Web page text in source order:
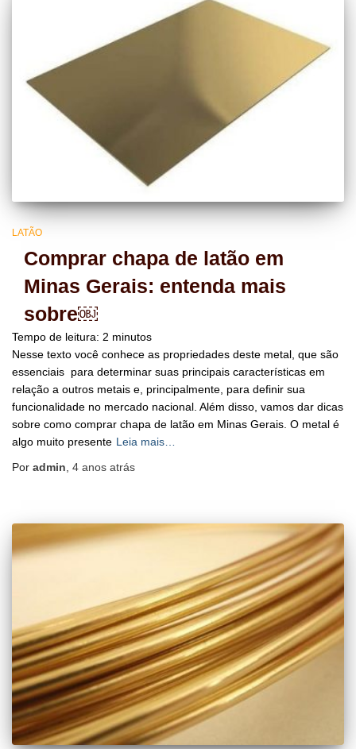
LATÃO
Comprar chapa de latão em
Minas Gerais: entenda mais
sobre￼
Tempo de leitura: 2 minutos
Nesse texto você conhece as propriedades deste metal, que são
essenciais para determinar suas principais características em
relação a outros metais e, principalmente, para definir sua
funcionalidade no mercado nacional. Além disso, vamos dar dicas
sobre como comprar chapa de latão em Minas Gerais. O metal é
algo muito presente Leia mais…
Por admin 4 anos atrás